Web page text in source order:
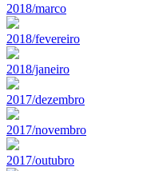
2018/marco
2018/fevereiro
2018/janeiro
2017/dezembro
2017/novembro
2017/outubro